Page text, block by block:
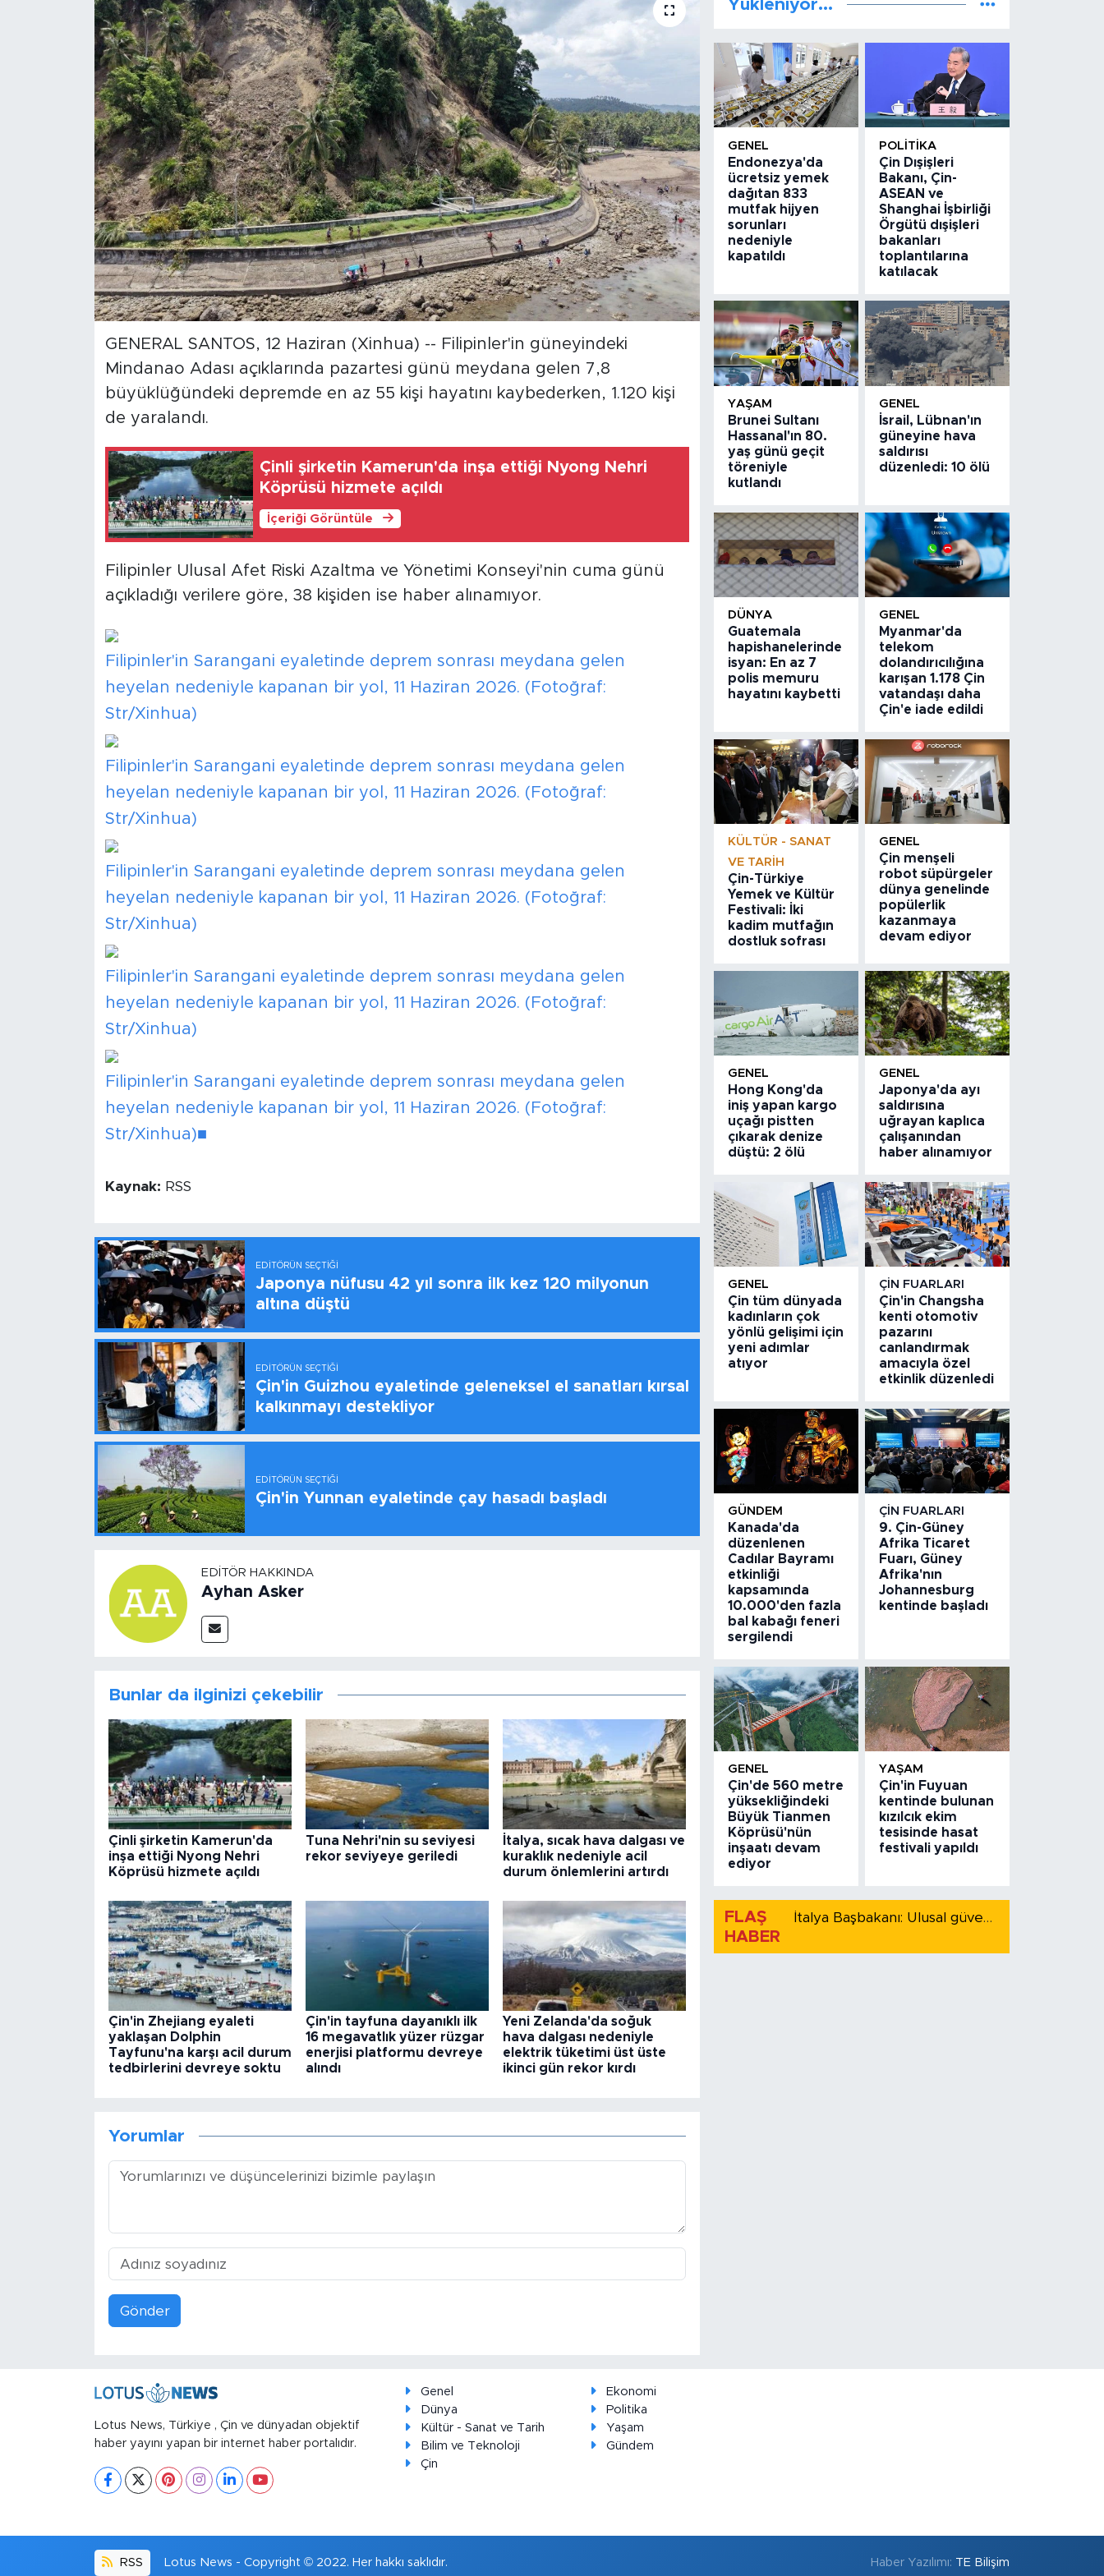
GENERAL SANTOS, 12 Haziran (Xinhua) -- Filipinler'in güneyindeki
Mindanao Adası açıklarında pazartesi günü meydana gelen 7,8
büyüklüğündeki depremde en az 55 kişi hayatını kaybederken, 1.120 kişi
de yaralandı.
Çinli şirketin Kamerun'da inşa ettiği Nyong Nehri
Köprüsü hizmete açıldı
İçeriği Görüntüle
Filipinler Ulusal Afet Riski Azaltma ve Yönetimi Konseyi'nin cuma günü
açıkladığı verilere göre, 38 kişiden ise haber alınamıyor.
Filipinler'in Sarangani eyaletinde deprem sonrası meydana gelen
heyelan nedeniyle kapanan bir yol, 11 Haziran 2026. (Fotoğraf:
Str/Xinhua)
Filipinler'in Sarangani eyaletinde deprem sonrası meydana gelen
heyelan nedeniyle kapanan bir yol, 11 Haziran 2026. (Fotoğraf:
Str/Xinhua)
Filipinler'in Sarangani eyaletinde deprem sonrası meydana gelen
heyelan nedeniyle kapanan bir yol, 11 Haziran 2026. (Fotoğraf:
Str/Xinhua)
Filipinler'in Sarangani eyaletinde deprem sonrası meydana gelen
heyelan nedeniyle kapanan bir yol, 11 Haziran 2026. (Fotoğraf:
Str/Xinhua)
Filipinler'in Sarangani eyaletinde deprem sonrası meydana gelen
heyelan nedeniyle kapanan bir yol, 11 Haziran 2026. (Fotoğraf:
Str/Xinhua)■
Kaynak: RSS
EDITÖRÜN SEÇTIĞI
Japonya nüfusu 42 yıl sonra ilk kez 120 milyonun
altına düştü
EDITÖRÜN SEÇTIĞI
Çin'in Guizhou eyaletinde geleneksel el sanatları kırsal
kalkınmayı destekliyor
EDITÖRÜN SEÇTIĞI
Çin'in Yunnan eyaletinde çay hasadı başladı
EDITÖR HAKKINDA
Ayhan Asker
Bunlar da ilginizi çekebilir
Çinli şirketin Kamerun'da
inşa ettiği Nyong Nehri
Köprüsü hizmete açıldı
Tuna Nehri'nin su seviyesi
rekor seviyeye geriledi
İtalya, sıcak hava dalgası ve
kuraklık nedeniyle acil
durum önlemlerini artırdı
Çin'in Zhejiang eyaleti
yaklaşan Dolphin
Tayfunu'na karşı acil durum
tedbirlerini devreye soktu
Çin'in tayfuna dayanıklı ilk
16 megavatlık yüzer rüzgar
enerjisi platformu devreye
alındı
Yeni Zelanda'da soğuk
hava dalgası nedeniyle
elektrik tüketimi üst üste
ikinci gün rekor kırdı
Yorumlar
Gönder
Yükleniyor...
GENEL
Endonezya'da
ücretsiz yemek
dağıtan 833
mutfak hijyen
sorunları
nedeniyle
kapatıldı
POLITIKA
Çin Dışişleri
Bakanı, Çin-
ASEAN ve
Shanghai İşbirliği
Örgütü dışişleri
bakanları
toplantılarına
katılacak
YAŞAM
Brunei Sultanı
Hassanal'ın 80.
yaş günü geçit
töreniyle
kutlandı
GENEL
İsrail, Lübnan'ın
güneyine hava
saldırısı
düzenledi: 10 ölü
DÜNYA
Guatemala
hapishanelerinde
isyan: En az 7
polis memuru
hayatını kaybetti
GENEL
Myanmar'da
telekom
dolandırıcılığına
karışan 1.178 Çin
vatandaşı daha
Çin'e iade edildi
KÜLTÜR - SANAT
VE TARIH
Çin-Türkiye
Yemek ve Kültür
Festivali: İki
kadim mutfağın
dostluk sofrası
GENEL
Çin menşeli
robot süpürgeler
dünya genelinde
popülerlik
kazanmaya
devam ediyor
GENEL
Hong Kong'da
iniş yapan kargo
uçağı pistten
çıkarak denize
düştü: 2 ölü
GENEL
Japonya'da ayı
saldırısına
uğrayan kaplıca
çalışanından
haber alınamıyor
GENEL
Çin tüm dünyada
kadınların çok
yönlü gelişimi için
yeni adımlar
atıyor
ÇIN FUARLARI
Çin'in Changsha
kenti otomotiv
pazarını
canlandırmak
amacıyla özel
etkinlik düzenledi
GÜNDEM
Kanada'da
düzenlenen
Cadılar Bayramı
etkinliği
kapsamında
10.000'den fazla
bal kabağı feneri
sergilendi
ÇIN FUARLARI
9. Çin-Güney
Afrika Ticaret
Fuarı, Güney
Afrika'nın
Johannesburg
kentinde başladı
GENEL
Çin'de 560 metre
yüksekliğindeki
Büyük Tianmen
Köprüsü'nün
inşaatı devam
ediyor
YAŞAM
Çin'in Fuyuan
kentinde bulunan
kızılcık ekim
tesisinde hasat
festivali yapıldı
FLAŞ
HABER
İtalya Başbakanı: Ulusal güvenliği korumak için İspanya ile Schengen kapsamındaki serbest dolaşımı askıya alıyoruz
Lotus News, Türkiye , Çin ve dünyadan objektif
haber yayını yapan bir internet haber portalıdır.
Genel
Ekonomi
Dünya
Politika
Kültür - Sanat ve Tarih
Yaşam
Bilim ve Teknoloji
Gündem
Çin
RSS Lotus News - Copyright © 2022. Her hakkı saklıdır. Haber Yazılımı: TE Bilişim
Gündem
Foto Haber
Xinhua Türkiye
Seyahat